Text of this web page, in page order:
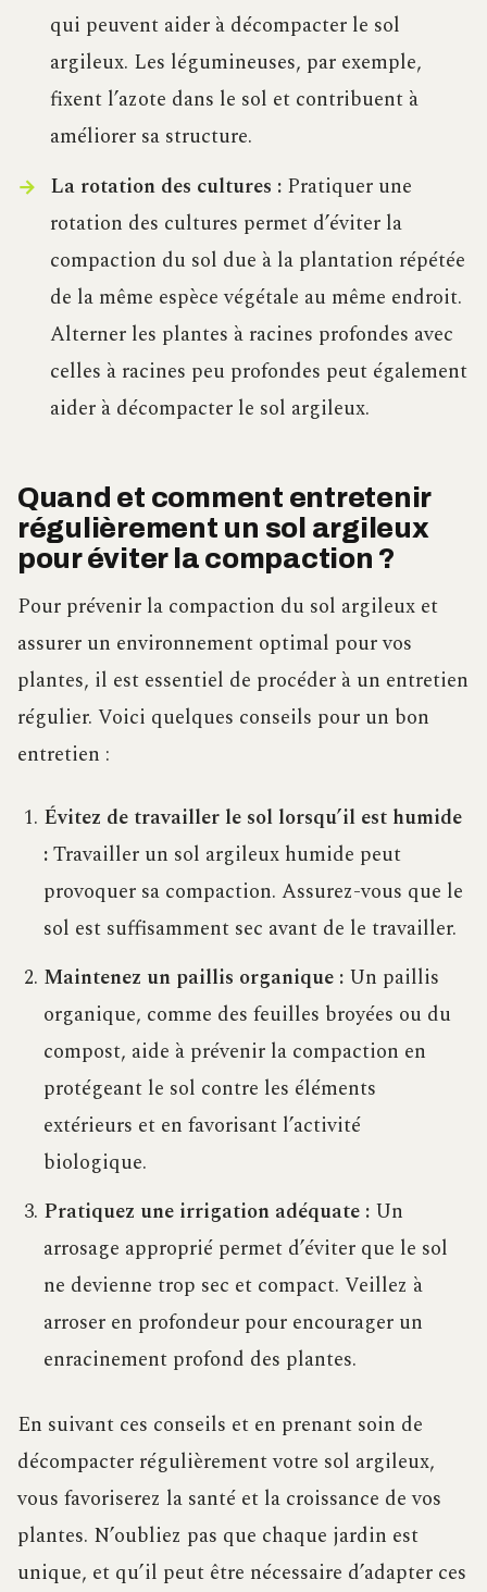
qui peuvent aider à décompacter le sol
argileux. Les légumineuses, par exemple,
fixent l’azote dans le sol et contribuent à
améliorer sa structure.
La rotation des cultures :Pratiquer une
rotation des cultures permet d’éviter la
compaction du sol due à la plantation répétée
de la même espèce végétale au même endroit.
Alterner les plantes à racines profondes avec
celles à racines peu profondes peut également
aider à décompacter le sol argileux.
Quand et comment entretenir
régulièrement un sol argileux
pour éviter la compaction ?
Pour prévenir la compaction du sol argileux et
assurer un environnement optimal pour vos
plantes, il est essentiel de procéder à un entretien
régulier. Voici quelques conseils pour un bon
entretien :
Évitez de travailler le sol lorsqu’il est humide
:Travailler un sol argileux humide peut
provoquer sa compaction. Assurez-vous que le
sol est suffisamment sec avant de le travailler.
Maintenez un paillis organique : Un paillis
organique, comme des feuilles broyées ou du
compost, aide à prévenir la compaction en
protégeant le sol contre les éléments
extérieurs et en favorisant l’activité
biologique.
Pratiquez une irrigation adéquate : Un
arrosage approprié permet d’éviter que le sol
ne devienne trop sec et compact. Veillez à
arroser en profondeur pour encourager un
enracinement profond des plantes.
En suivant ces conseils et en prenant soin de
décompacter régulièrement votre sol argileux,
vous favoriserez la santé et la croissance de vos
plantes. N’oubliez pas que chaque jardin est
unique, et qu’il peut être nécessaire d’adapter ces